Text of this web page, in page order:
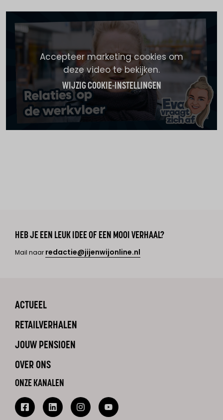
Accepteer marketing cookies om
deze video te bekijken.
WIJZIG COOKIE-INSTELLINGEN
HEB JE EEN LEUK IDEE OF EEN MOOI VERHAAL?
Mail naar redactie@jijenwijonline.nl
ACTUEEL
RETAILVERHALEN
JOUW PENSIOEN
OVER ONS
ONZE KANALEN